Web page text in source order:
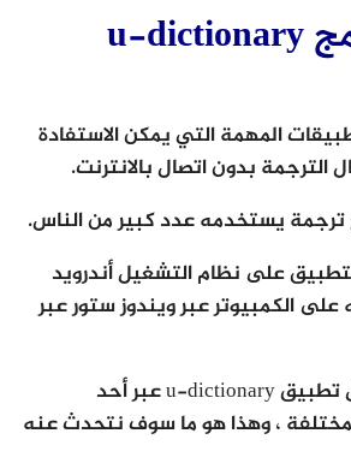
تحميل برنامج u-dictionary
المهمة التي يمكن الاستفادة
بدون اتصال بالانترنت.
يستخدمه عدد كبير من الناس.
على نظام التشغيل أندرويد
الكمبيوتر عبر ويندوز ستور عبر
وكذلك يمكن تشغيل تطبيق u-dictionary عبر أحد
، وهذا هو ما سوف نتحدث عنه